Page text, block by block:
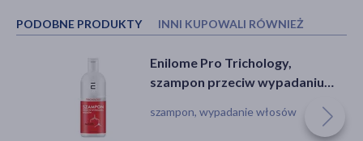
PODOBNE PRODUKTY INNI KUPOWALI RÓWNIEŻ
Enilome Pro Trichology,
szampon przeciw wypadaniu
szampon, wypadanie włosów
Dermz HairLXR, szampon
wzmacniający, 300 ml
szampon, podrażnienie, łojotok,